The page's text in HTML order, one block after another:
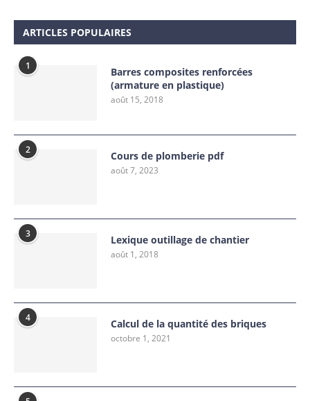
ARTICLES POPULAIRES
1
Barres composites renforcées
(armature en plastique)
août 15, 2018
2 Cours de plomberie pdf
août 7, 2023
3 Lexique outillage de chantier
août 1, 2018
4 Calcul de la quantité des briques
octobre 1, 2021